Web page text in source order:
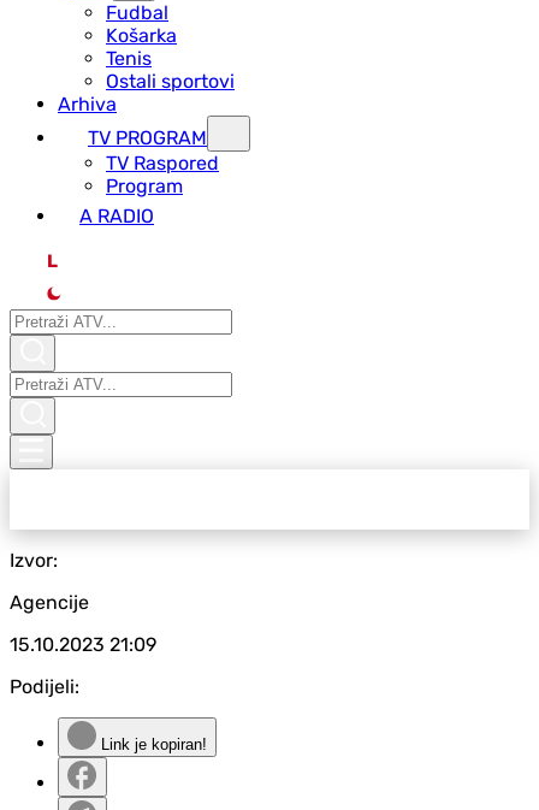
Fudbal
Košarka
Tenis
Ostali sportovi
Arhiva
TV PROGRAM
ТV Raspored
Program
A RADIO
L
Izvor:
Agencije
15.10.2023 21:09
Podijeli:
Link je kopiran!